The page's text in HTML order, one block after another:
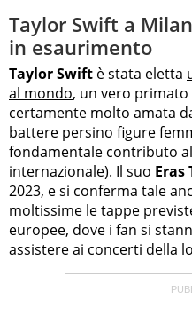
Taylor Swift a
in esaurimento
Taylor Swift è stata eletta
al mondo, un vero primato
certamente molto amata
battere persino figure
fondamentale contributo
internazionale). Il suo Eras
2023, e si conferma tale
moltissime le tappe
europee, dove i fan si
assistere ai concerti della